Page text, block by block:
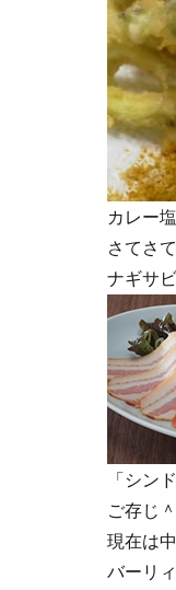
カレー
さてさて
ナギサ
「シン
ご存じ
現在は
バーリ